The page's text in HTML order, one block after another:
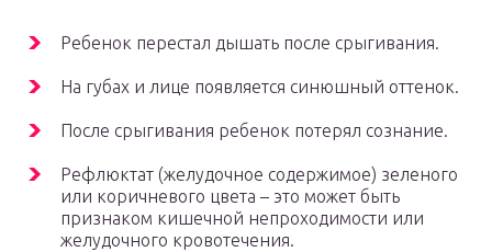
Ребенок перестал дышать после срыгивания.
На губах и лице появляется синюшный оттенок.
После срыгивания ребенок потерял сознание.
Рефлюктат (желудочное содержимое) зеленого
или коричневого цвета – это может быть
признаком кишечной непроходимости или
желудочного кровотечения.